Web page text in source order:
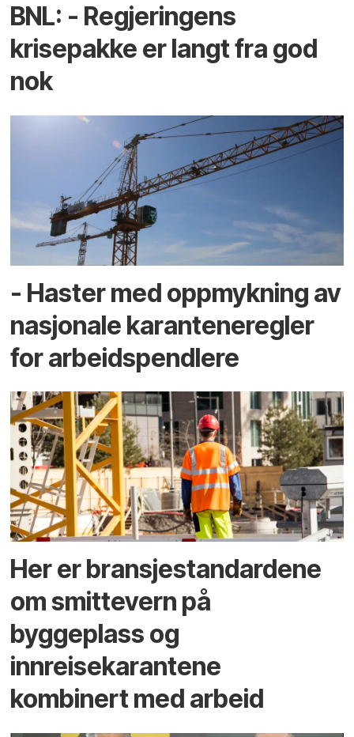
BNL: - Regjeringens
krisepakke er langt fra god
nok
- Haster med oppmykning av
nasjonale karanteneregler
for arbeidspendlere
Her er bransjestandardene
om smittevern på
byggeplass og
innreisekarantene
kombinert med arbeid